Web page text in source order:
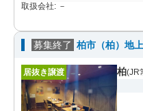
取扱会社: －
募集終了 柏市（柏）地
居抜き譲渡 柏(JR